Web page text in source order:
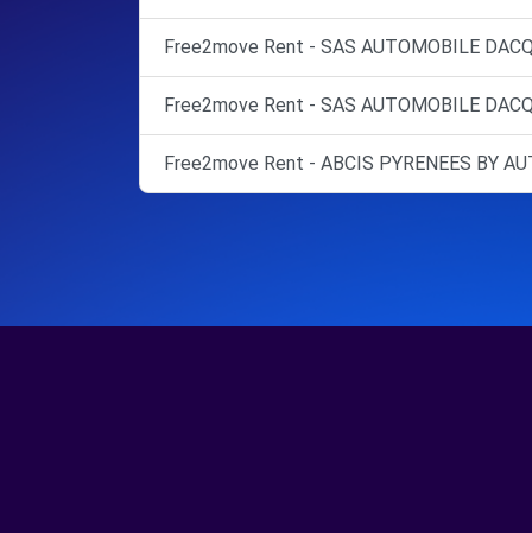
Free2move Rent - SAS AUTOMOBILE
Free2move Rent - SAS AUTOMOBILE
Free2move Rent - ABCIS PYRENEES BY